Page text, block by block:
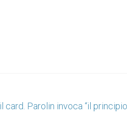
card. Parolin invoca “il